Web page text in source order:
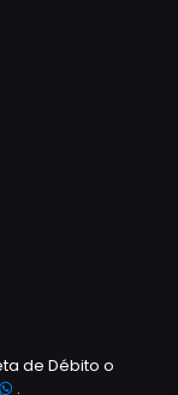
de Débito o
.